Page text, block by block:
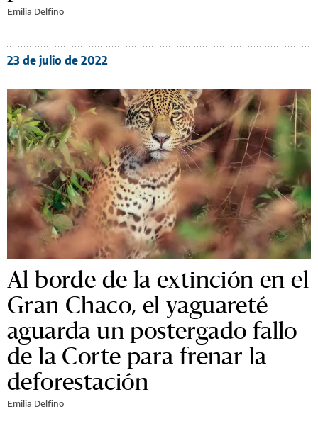
Emilia Delfino
23 de julio de 2022
Al borde de la extinción en el
Gran Chaco, el yaguareté
aguarda un postergado fallo
de la Corte para frenar la
deforestación
Emilia Delfino